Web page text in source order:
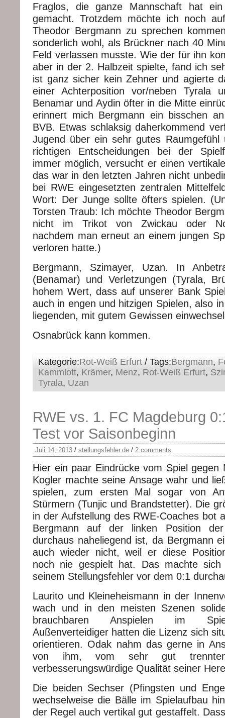
Fraglos, die ganze Mannschaft hat
gemacht. Trotzdem möchte ich noch
Theodor Bergmann zu sprechen
sonderlich wohl, als Brückner nach 40
Feld verlassen musste. Wie der für ihn
aber in der 2. Halbzeit spielte, fand ich
ist ganz sicher kein Zehner und agierte
einer Achterposition vor/neben Tyrala
Benamar und Aydin öfter in die Mitte
erinnert mich Bergmann ein bisschen
BVB. Etwas schlaksig daherkommend
Jugend über ein sehr gutes
richtigen Entscheidungen bei der
immer möglich, versucht er einen
das war in den letzten Jahren nicht
bei RWE eingesetzten zentralen
Wort: Der Junge sollte öfters spielen.
Torsten Traub: Ich möchte Theodor
nicht im Trikot von Zwickau oder
nachdem man erneut an einem jungen
verloren hatte.)
Bergmann, Szimayer, Uzan. In
(Benamar) und Verletzungen (Tyrala,
hohem Wert, dass auf unserer Bank
auch in engen und hitzigen Spielen, also
liegenden, mit gutem Gewissen
Osnabrück kann kommen.
Kategorie:Rot-Weiß Erfurt / Tags:Bergmann,
Kammlott, Krämer, Menz, Rot-Weiß Erfurt,
Tyrala, Uzan
RWE vs. 1. FC Magdeburg
Test vor Saisonbeginn
Juli 14, 2013 / stellungsfehler.de / 2 comments
Hier ein paar Eindrücke vom Spiel gegen
Kogler machte seine Ansage wahr und
spielen, zum ersten Mal sogar von
Stürmern (Tunjic und Brandstetter). Die
in der Aufstellung des RWE-Coaches bot
Bergmann auf der linken Position
durchaus naheliegend ist, da Bergmann
auch wieder nicht, weil er diese
noch nie gespielt hat. Das machte sich
seinem Stellungsfehler vor dem 0:1
Laurito und Kleineheismann in der
wach und in den meisten Szenen
brauchbaren Anspielen im
Außenverteidiger hatten die Lizenz sich
orientieren. Odak nahm das gerne in
von ihm, vom sehr gut
verbesserungswürdige Qualität seiner
Die beiden Sechser (Pfingsten und
wechselweise die Bälle im Spielaufbau
der Regel auch vertikal gut gestaffelt.